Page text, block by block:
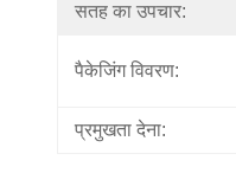
सतह का उपचार:
पैकेजिंग विवरण:
प्रमुखता देना: